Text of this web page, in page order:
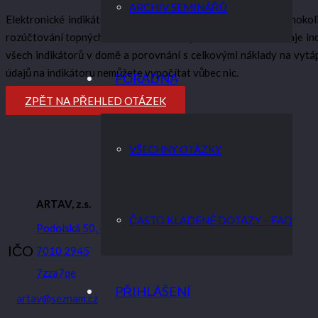
ARCHIV SEMINÁŘŮ
PORADNA
VŠECHNY OTÁZKY
ČASTO KLADENÉ DOTAZY – FAQ
PŘIHLÁŠENÍ
Elektronické indikátory topných nákladů (METRA nebo
rozúčtování topných nákladů.Jde o tzv. poměrové měření. Údaje
všech indikátorů v domě a porovnání s celkovými náklady na
údajů na indikátoru nemůžete vypočítat vůbec nic.
ZPĚT NA PŘEHLED OTÁZEK
ARTAV, z.s.
Podolská 50, 147 00 Praha 4
IČO 7010 2945
7zza7qe
artav@seznam.cz